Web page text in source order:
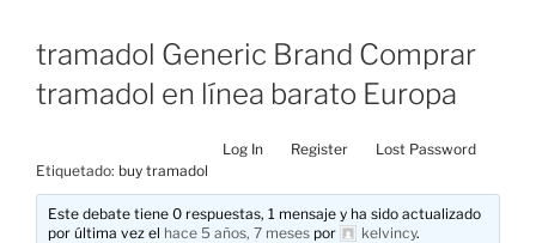
tramadol Generic Brand Comprar
tramadol en línea barato Europa
Log In Register
Lost Password
Etiquetado: buy tramadol
Este debate tiene 0 respuestas, 1 mensaje y ha sido actualizado
por última vez el hace 5 años, 7 meses por kelvincy.